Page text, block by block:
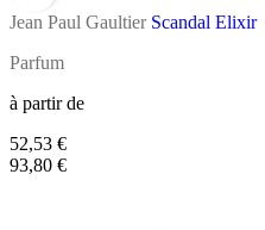
Jean Paul Gaultier Scandal Elixir
Parfum
à partir de
52,53 €
93,80 €